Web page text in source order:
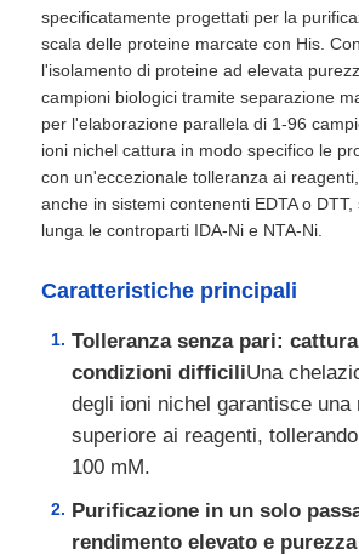
specificatamente progettati per la
scala delle proteine ​​marcate con His.
l'isolamento di proteine ​​ad elevata
campioni biologici tramite separazione
per l'elaborazione parallela di 1-96
ioni nichel cattura in modo specifico le
con un'eccezionale tolleranza ai
anche in sistemi contenenti EDTA o
lunga le controparti IDA-Ni e NTA-Ni.
Caratteristiche principali
Tolleranza senza pari:
condizioni difficiliUna
degli ioni nichel garantisce una
superiore ai reagenti,
100 mM.
Purificazione in un solo
rendimento elevato e purezza